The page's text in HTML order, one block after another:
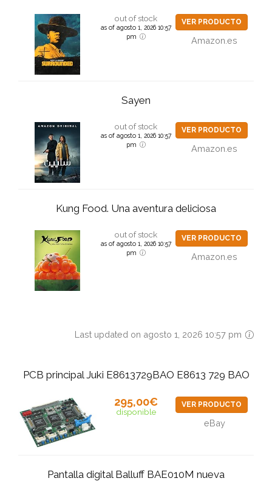
out of stock
as of agosto 1, 2026 10:57
pm
VER PRODUCTO
Amazon.es
Sayen
out of stock
as of agosto 1, 2026 10:57
pm
VER PRODUCTO
Amazon.es
Kung Food. Una aventura deliciosa
out of stock
as of agosto 1, 2026 10:57
pm
VER PRODUCTO
Amazon.es
Last updated on agosto 1, 2026 10:57 pm
PCB principal Juki E8613729BAO E8613 729 BAO
295,00€
disponible
VER PRODUCTO
eBay
Pantalla digital Balluff BAE010M nueva